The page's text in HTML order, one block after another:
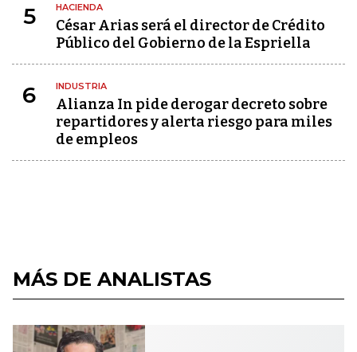
5 HACIENDA
César Arias será el director de Crédito
Público del Gobierno de la Espriella
6 INDUSTRIA
Alianza In pide derogar decreto sobre
repartidores y alerta riesgo para miles
de empleos
MÁS DE ANALISTAS